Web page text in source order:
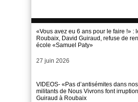
«Vous avez eu 6 ans pour le faire !» :
Roubaix, David Guiraud, refuse de
école «Samuel Paty»
Date
27 juin 2026
VIDEOS- «Pas d’antisémites dans
militants de Nous Vivrons font
Guiraud à Roubaix